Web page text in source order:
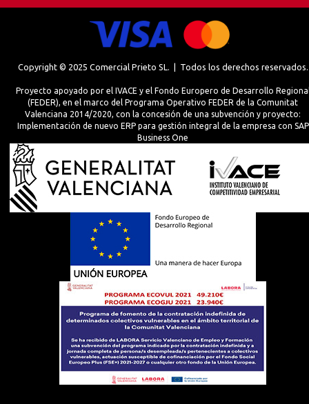
Copyright © 2025 Comercial Prieto SL. | Todos los derechos reservados.
Proyecto apoyado por el IVACE y el Fondo Europero de Desarrollo
(FEDER), en el marco del Programa Operativo FEDER de la Comunitat
Valenciana 2014/2020, con la concesión de una subvención y proyecto:
Implementación de nuevo ERP para gestión integral de la empresa con SAP
Business One